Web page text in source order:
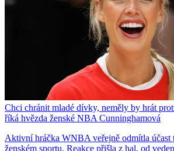
Chci chránit mladé dívky, neměly by hrát
říká hvězda ženské NBA Cunninghamová
Aktivní hráčka WNBA veřejně odmítla účast
ženském sportu. Reakce přišla z hal, od